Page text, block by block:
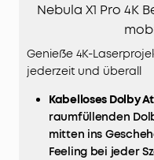
Nebula X1 Pro 4K
Genieße 4K-
jederzeit und überall
Kabelloses Dolby
raumfüllenden
mitten ins
Feeling bei jeder